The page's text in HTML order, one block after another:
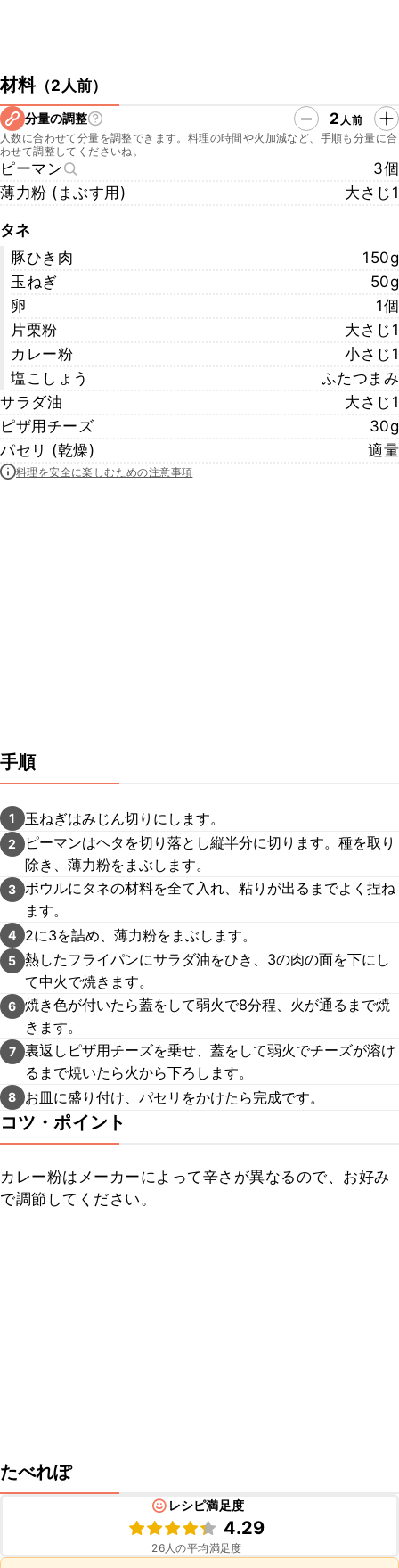
材料（2人前）
分量の調整 2 人前
人数に合わせて分量を調整できます。料理の時間や火加減など、手順も分量に合
わせて調整してくださいね。
ピーマン
3個
薄力粉 (まぶす用)
大さじ1
タネ
豚ひき肉
150g
玉ねぎ
50g
卵
1個
片栗粉
大さじ1
カレー粉
小さじ1
塩こしょう
ふたつまみ
サラダ油
大さじ1
ピザ用チーズ
30g
パセリ (乾燥)
適量
料理を安全に楽しむための注意事項
手順
1 玉ねぎはみじん切りにします。
2
ピーマンはヘタを切り落とし縦半分に切ります。種を取り
除き、薄力粉をまぶします。
3 ボウルにタネの材料を全て入れ、粘りが出るまでよく捏ね
ます。
4 2に3を詰め、薄力粉をまぶします。
5 熱したフライパンにサラダ油をひき、3の肉の面を下にし
て中火で焼きます。
6 焼き色が付いたら蓋をして弱火で8分程、火が通るまで焼
きます。
7 裏返しピザ用チーズを乗せ、蓋をして弱火でチーズが溶け
るまで焼いたら火から下ろします。
8 お皿に盛り付け、パセリをかけたら完成です。
コツ・ポイント
カレー粉はメーカーによって辛さが異なるので、お好み
で調節してください。
たべれぽ
レシピ満足度
4.29
26人の平均満足度